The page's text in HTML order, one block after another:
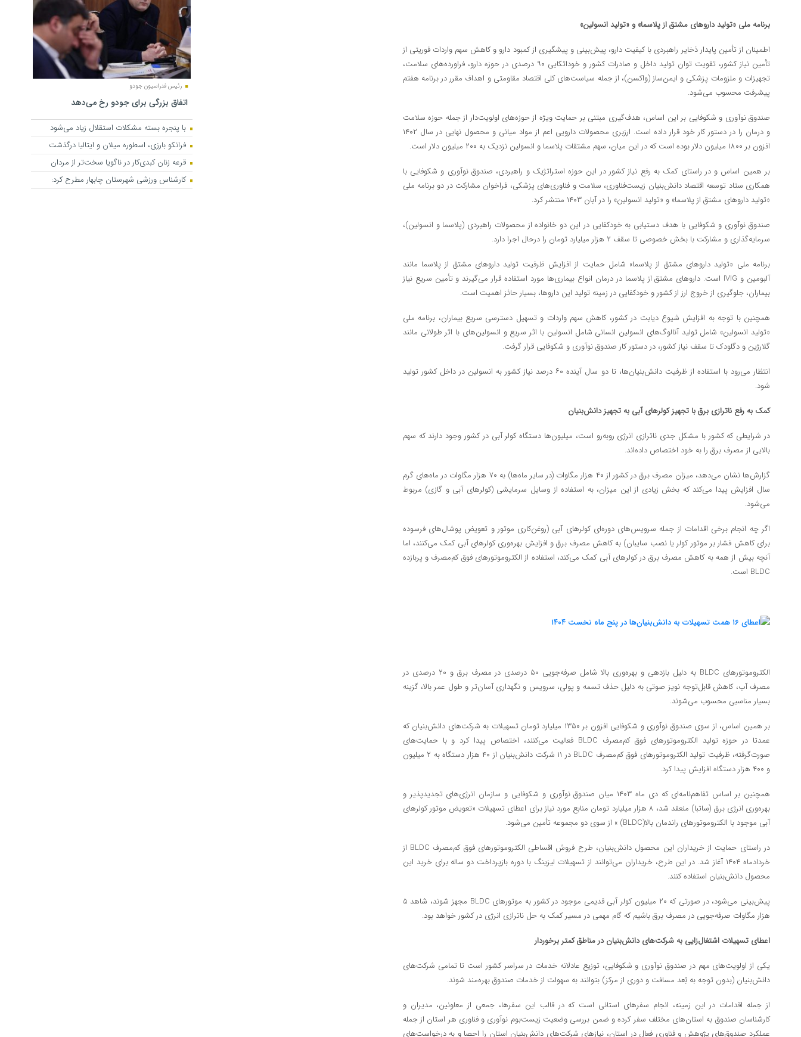
برنامه‌ ملی «تولید داروهای مشتق از پلاسما» و «تولید انسولین»
اطمینان از تأمین پایدار ذخایر راهبردی با کیفیت دارو، پیش‌بینی و پیشگیری از کمبود دارو و کاهش سهم واردات فوریتی از
تأمین نیاز کشور، تقویت توان تولید داخل و صادرات کشور و خوداتکایی ۹۰ درصدی در حوزه دارو، فراورده‌های سلامت،
تجهیزات و ملزومات پزشکی و ایمن‌ساز (واکسن)، از جمله سیاست‌های کلی اقتصاد مقاومتی و اهداف مقرر در برنامه هفتم
پیشرفت محسوب می‌شود.
صندوق نوآوری و شکوفایی بر این اساس، هدف‌گیری مبتنی بر حمایت ویژه از حوزه‌های اولویت‌دار از جمله حوزه سلامت
و درمان را در دستور کار خود قرار داده است. ارزبری محصولات دارویی اعم از مواد میانی و محصول نهایی در سال ۱۴۰۲
افزون بر ۱۸۰۰ میلیون دلار بوده است که در این میان، سهم مشتقات پلاسما و انسولین نزدیک به ۲۰۰ میلیون دلار است.
بر همین اساس و در راستای کمک به رفع نیاز کشور در این حوزه استراتژیک و راهبردی، صندوق نوآوری و شکوفایی با
همکاری ستاد توسعه اقتصاد دانش‌بنیان زیست‌فناوری، سلامت و فناوری‌های پزشکی، فراخوان مشارکت در دو برنامه ملی
«تولید داروهای مشتق از پلاسما» و «تولید انسولین» را در آبان ۱۴۰۳ منتشر کرد.
صندوق نوآوری و شکوفایی با هدف دستیابی به خودکفایی در این دو خانواده از محصولات راهبردی (پلاسما و انسولین)،
سرمایه‌گذاری و مشارکت با بخش خصوصی تا سقف ۲ هزار میلیارد تومان را درحال اجرا دارد.
برنامه‌ ملی «تولید داروهای مشتق از پلاسما» شامل حمایت از افزایش ظرفیت تولید داروهای مشتق از پلاسما مانند
آلبومین و IVIG است. داروهای مشتق از پلاسما در درمان انواع بیماری‌ها مورد استفاده قرار می‌گیرند و تأمین سریع نیاز
بیماران، جلوگیری از خروج ارز از کشور و خودکفایی در زمینه تولید این داروها، بسیار حائز اهمیت است.
همچنین با توجه به افزایش شیوع دیابت در کشور، کاهش سهم واردات و تسهیل دسترسی سریع بیماران، برنامه ملی
«تولید انسولین» شامل تولید آنالوگ‌های انسولین انسانی شامل انسولین با اثر سریع و انسولین‌های با اثر طولانی مانند
گلارژین و دگلودک تا سقف نیاز کشور، در دستور کار صندوق نوآوری و شکوفایی قرار گرفت.
انتظار می‌رود با استفاده از ظرفیت دانش‌بنیان‌ها، تا دو سال آینده ۶۰ درصد نیاز کشور به انسولین در داخل کشور تولید
شود.
کمک به رفع ناترازی برق با تجهیز کولرهای آبی به تجهیز دانش‌بنیان
در شرایطی که کشور با مشکل جدی ناترازی انرژی روبه‌رو است، میلیون‌ها دستگاه کولر آبی در کشور وجود دارند که سهم
بالایی از مصرف برق را به خود اختصاص داده‌اند.
گزارش‌ها نشان می‌دهد، میزان مصرف برق در کشور از ۴۰ هزار مگاوات (در سایر ماه‌ها) به ۷۰ هزار مگاوات در ماه‌های گرم
سال افزایش پیدا می‌کند که بخش زیادی از این میزان، به استفاده از وسایل سرمایشی (کولرهای آبی و گازی) مربوط
می‌شود.
اگر چه انجام برخی اقدامات از جمله سرویس‌های دوره‌ای کولرهای آبی (روغن‌کاری موتور و تعویض پوشال‌های فرسوده
برای کاهش فشار بر موتور کولر یا نصب سایبان) به کاهش مصرف برق و افزایش بهره‌وری کولرهای آبی کمک می‌کنند، اما
آنچه بیش از همه به کاهش مصرف برق در کولرهای آبی کمک می‌کند، استفاده از الکتروموتورهای فوق کم‌مصرف و پربازده
BLDC است.
الکتروموتورهای BLDC به دلیل بازدهی و بهره‌وری بالا شامل صرفه‌جویی ۵۰ درصدی در مصرف برق و ۲۰ درصدی در
مصرف آب، کاهش قابل‌توجه نویز صوتی به دلیل حذف تسمه و پولی، سرویس و نگهداری آسان‌تر و طول عمر بالا، گزینه
بسیار مناسبی محسوب می‌شوند.
بر همین اساس، از سوی صندوق نوآوری و شکوفایی افزون بر ۱۳۵۰ میلیارد تومان تسهیلات به شرکت‌های دانش‌بنیان که
عمدتا در حوزه تولید الکتروموتورهای فوق کم‌مصرف BLDC فعالیت می‌کنند، اختصاص پیدا کرد و با حمایت‌های
صورت‌گرفته، ظرفیت تولید الکتروموتورهای فوق کم‌مصرف BLDC در ۱۱ شرکت دانش‌بنیان از ۴۰ هزار دستگاه به ۲ میلیون
و ۴۰۰ هزار دستگاه افزایش پیدا کرد.
همچنین بر اساس تفاهم‌نامه‌ای که دی ماه ۱۴۰۳ میان صندوق نوآوری و شکوفایی و سازمان انرژی‌های تجدیدپذیر و
بهره‌وری انرژی برق (ساتبا) منعقد شد، ۸ هزار میلیارد تومان منابع مورد نیاز برای اعطای تسهیلات «تعویض موتور کولرهای
آبی موجود با الکتروموتورهای راندمان بالا(BLDC) » از سوی دو مجموعه تأمین می‌شود.
در راستای حمایت از خریداران این محصول دانش‌بنیان، طرح فروش اقساطی الکتروموتورهای فوق کم‌مصرف BLDC از
خردادماه ۱۴۰۴ آغاز شد. در این طرح، خریداران می‌توانند از تسهیلات لیزینگ با دوره بازپرداخت دو ساله برای خرید این
محصول دانش‌بنیان استفاده کنند.
پیش‌بینی می‌شود، در صورتی که ۲۰ میلیون کولر آبی قدیمی موجود در کشور به موتورهای BLDC مجهز شوند، شاهد ۵
هزار مگاوات صرفه‌جویی در مصرف برق باشیم که گام مهمی در مسیر کمک به حل ناترازی انرژی در کشور خواهد بود.
اعطای تسهیلات اشتغال‌زایی به شرکت‌های دانش‌بنیان در مناطق کمتر برخوردار
یکی از اولویت‌های مهم در صندوق نوآوری و شکوفایی، توزیع عادلانه خدمات در سراسر کشور است تا تمامی شرکت‌های
دانش‌بنیان (بدون توجه به بُعد مسافت و دوری از مرکز) بتوانند به سهولت از خدمات صندوق بهره‌مند شوند.
از جمله اقدامات در این زمینه، انجام سفرهای استانی است که در قالب این سفرها، جمعی از معاونین، مدیران و
کارشناسان صندوق به استان‌های مختلف سفر کرده و ضمن بررسی وضعیت زیست‌بوم نوآوری و فناوری هر استان از جمله
عملکرد صندوق‌های پژوهش و فناوری فعال در استان، نیازهای شرکت‌های دانش‌بنیان استان را احصا و به درخواست‌های
رئیس فدراسیون جودو
اتفاق بزرگی برای جودو رخ می‌دهد
با پنجره بسته مشکلات استقلال زیاد می‌شود
فرانکو بارزی، اسطوره میلان و ایتالیا درگذشت
قرعه زنان کبدی‌کار در ناگویا سخت‌تر از مردان
کارشناس ورزشی شهرستان چابهار مطرح کرد: